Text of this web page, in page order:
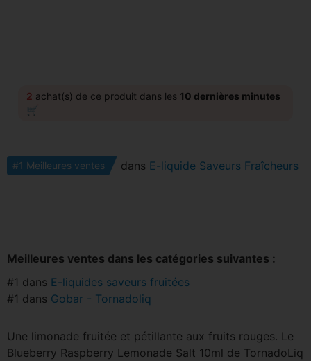
2 achat(s) de ce produit dans les 10 dernières minutes
🛒
#1 Meilleures ventes dans E-liquide Saveurs Fraîcheurs
Meilleures ventes dans les catégories suivantes :
#1 dans E-liquides saveurs fruitées
#1 dans Gobar - Tornadoliq
Une limonade fruitée et pétillante aux fruits rouges. Le
Blueberry Raspberry Lemonade Salt 10ml de TornadoLiq